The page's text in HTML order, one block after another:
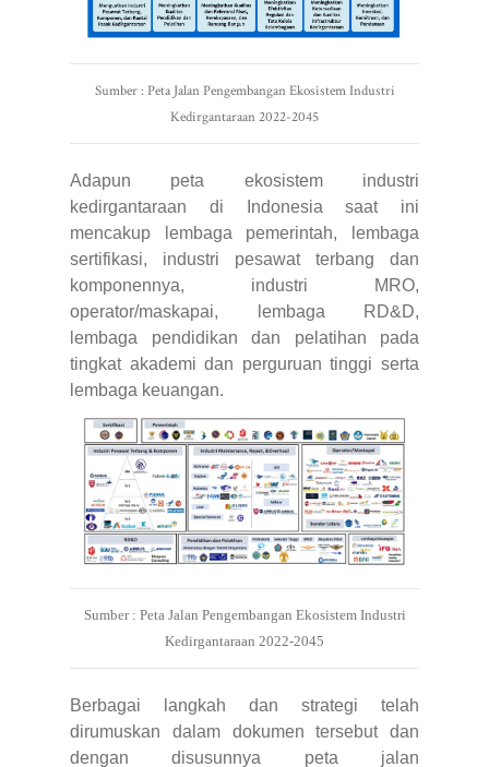
Sumber : Peta Jalan Pengembangan Ekosistem Industri
Kedirgantaraan 2022-2045
Adapun peta ekosistem industri
kedirgantaraan di Indonesia saat ini
mencakup lembaga pemerintah, lembaga
sertifikasi, industri pesawat terbang dan
komponennya, industri MRO,
operator/maskapai, lembaga RD&D,
lembaga pendidikan dan pelatihan pada
tingkat akademi dan perguruan tinggi serta
lembaga keuangan.
Sumber : Peta Jalan Pengembangan Ekosistem Industri
Kedirgantaraan 2022-2045
Berbagai langkah dan strategi telah
dirumuskan dalam dokumen tersebut dan
dengan disusunnya peta jalan